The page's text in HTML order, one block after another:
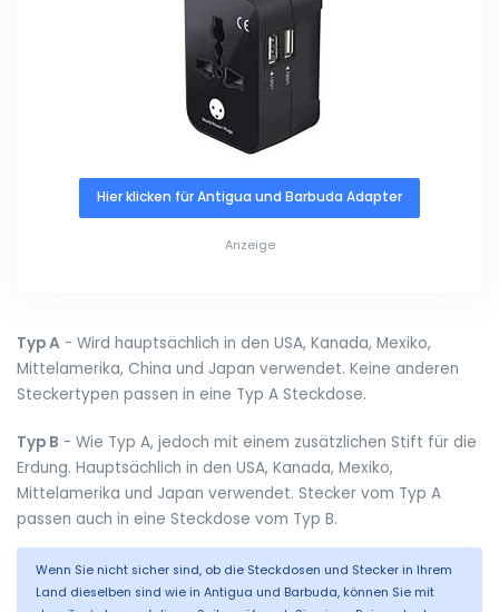
Hier klicken für Antigua und Barbuda Adapter
Anzeige
Typ A - Wird hauptsächlich in den USA, Kanada, Mexiko,
Mittelamerika, China und Japan verwendet. Keine anderen
Steckertypen passen in eine Typ A Steckdose.
Typ B - Wie Typ A, jedoch mit einem zusätzlichen Stift für die
Erdung. Hauptsächlich in den USA, Kanada, Mexiko,
Mittelamerika und Japan verwendet. Stecker vom Typ A
passen auch in eine Steckdose vom Typ B.
Wenn Sie nicht sicher sind, ob die Steckdosen und Stecker in Ihrem
Land dieselben sind wie in Antigua und Barbuda, können Sie mit